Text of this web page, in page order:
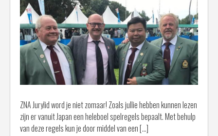
ZNA Jurylid word je niet zomaar! Zoals jullie hebben kunnen lezen
zijn er vanuit Japan een heleboel spelregels bepaalt. Met behulp
van deze regels kun je door middel van een […]